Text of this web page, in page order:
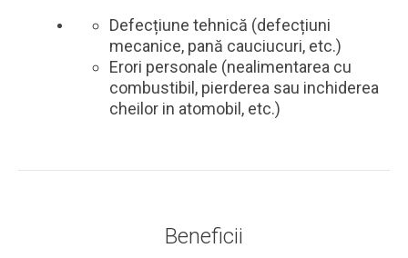
Defecțiune tehnică (defecțiuni
mecanice, pană cauciucuri, etc.)
Erori personale (nealimentarea cu
combustibil, pierderea sau inchiderea
cheilor in atomobil, etc.)
Beneficii